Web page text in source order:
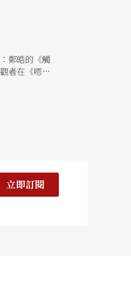
鄭皓的《觸
者在《嗯
立即訂閱